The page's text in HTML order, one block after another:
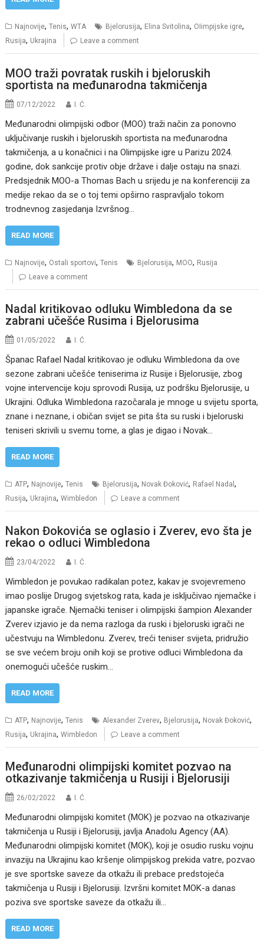
Najnovije,Tenis,WTA Bjelorusija, Elina Svitolina, OIimpijske igre,
Rusija, Ukrajina Leave a comment
MOO traži povratak ruskih i bjeloruskih
sportista na međunarodna takmičenja
07/12/2022 I. Ć.
Međunarodni olimpijski odbor (MOO) traži način za ponovno
uključivanje ruskih i bjeloruskih sportista na međunarodna
takmičenja, a u konačnici i na Olimpijske igre u Parizu 2024.
godine, dok sankcije protiv obje države i dalje ostaju na snazi.
Predsjednik MOO-a Thomas Bach u srijedu je na konferenciji za
medije rekao da se o toj temi opširno raspravljalo tokom
trodnevnog zasjedanja Izvršnog…
READ MORE
Najnovije, Ostali sportovi,Tenis Bjelorusija, MOO, Rusija
Leave a comment
Nadal kritikovao odluku Wimbledona da se
zabrani učešće Rusima i Bjelorusima
01/05/2022 I. Ć.
Španac Rafael Nadal kritikovao je odluku Wimbledona da ove
sezone zabrani učešće teniserima iz Rusije i Bjelorusije, zbog
vojne intervencije koju sprovodi Rusija, uz podršku Bjelorusije, u
Ukrajini. Odluka Wimbledona razočarala je mnoge u svijetu sporta,
znane i neznane, i običan svijet se pita šta su ruski i bjeloruski
teniseri skrivili u svemu tome, a glas je digao i Novak…
READ MORE
ATP, Najnovije,Tenis Bjelorusija, Novak Đoković, Rafael Nadal,
Rusija, Ukrajina,Wimbledon Leave a comment
Nakon Đokovića se oglasio i Zverev, evo šta je
rekao o odluci Wimbledona
23/04/2022 I. Ć.
Wimbledon je povukao radikalan potez, kakav je svojevremeno
imao poslije Drugog svjetskog rata, kada je isključivao njemačke i
japanske igrače. Njemački teniser i olimpijski šampion Alexander
Zverev izjavio je da nema razloga da ruski i bjeloruski igrači ne
učestvuju na Wimbledonu. Zverev, treći teniser svijeta, pridružio
se sve većem broju onih koji se protive odluci Wimbledona da
onemogući učešće ruskim…
READ MORE
ATP, Najnovije,Tenis Alexander Zverev, Bjelorusija, Novak Đoković,
Rusija, Ukrajina,Wimbledon Leave a comment
Međunarodni olimpijski komitet pozvao na
otkazivanje takmičenja u Rusiji i Bjelorusiji
26/02/2022 I. Ć.
Međunarodni olimpijski komitet (MOK) je pozvao na otkazivanje
takmičenja u Rusiji i Bjelorusiji, javlja Anadolu Agency (AA).
Međunarodni olimpijski komitet (MOK), koji je osudio rusku vojnu
invaziju na Ukrajinu kao kršenje olimpijskog prekida vatre, pozvao
je sve sportske saveze da otkažu ili prebace predstojeća
takmičenja u Rusiji i Bjelorusiji. Izvršni komitet MOK-a danas
poziva sve sportske saveze da otkažu ili…
READ MORE